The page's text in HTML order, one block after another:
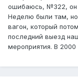
ошибаюсь, №322, он
Неделю были там,
вагон, который
последний выезд
мероприятия. В 2000